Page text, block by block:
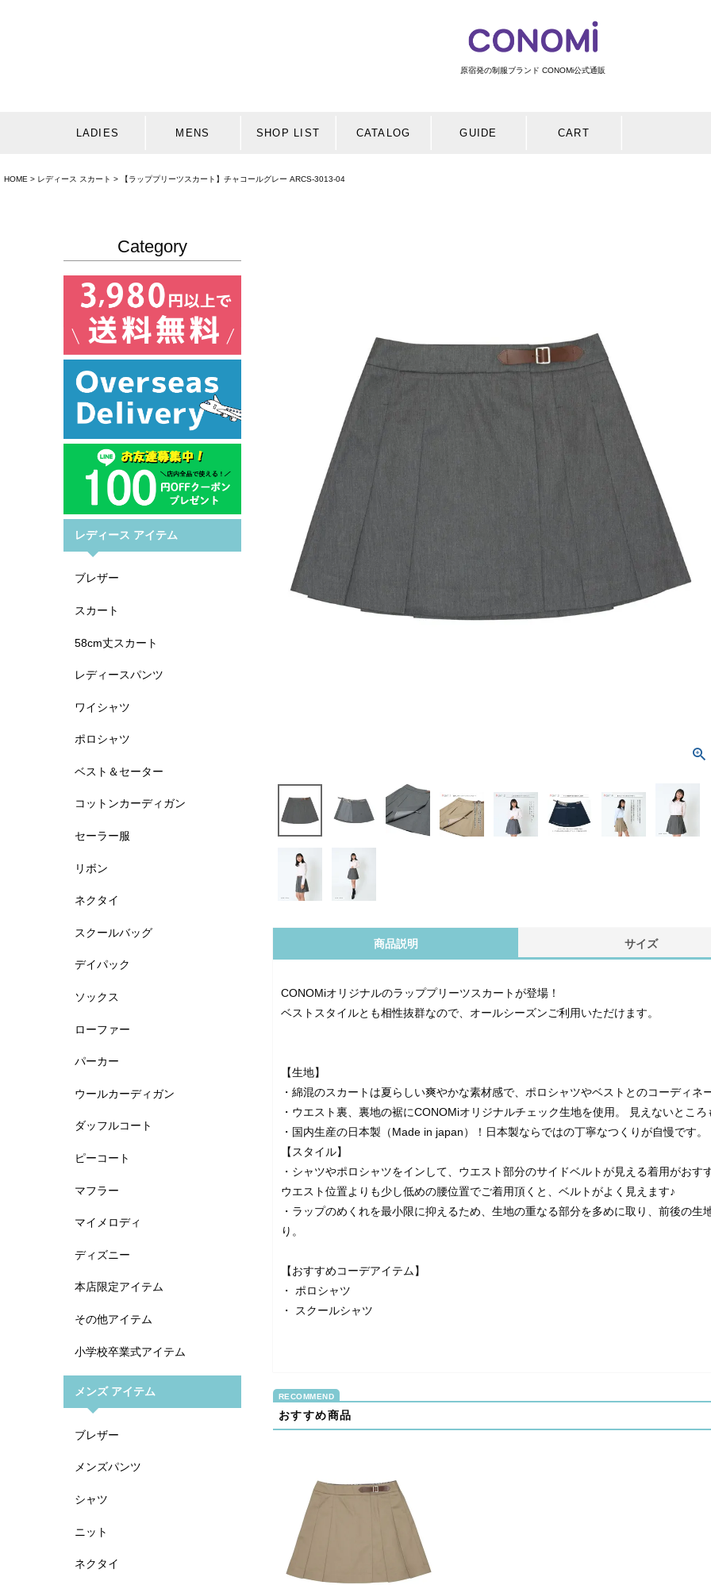
原宿発の制服ブランド CONOMi公式通販
LADIES MENS SHOP LIST CATALOG GUIDE CART
HOME レディース スカート 【ラッププリーツスカート】チャコールグレー ARCS-3013-04
Category
レディース アイテム
ブレザー
スカート
58cm丈スカート
レディースパンツ
ワイシャツ
ポロシャツ
ベスト＆セーター
コットンカーディガン
セーラー服
リボン
ネクタイ
スクールバッグ
デイパック
ソックス
ローファー
パーカー
ウールカーディガン
ダッフルコート
ピーコート
マフラー
マイメロディ
ディズニー
本店限定アイテム
その他アイテム
小学校卒業式アイテム
メンズ アイテム
ブレザー
メンズパンツ
シャツ
ニット
ネクタイ
商品説明 サイズ
CONOMiオリジナルのラッププリーツスカートが登場！
ベストスタイルとも相性抜群なので、オールシーズンご利用いただけます。
【生地】
・綿混のスカートは夏らしい爽やかな素材感で、ポロシャツやベストとのコーディネ
・ウエスト裏、裏地の裾にCONOMiオリジナルチェック生地を使用。 見えないとこ
・国内生産の日本製（Made in japan）！日本製ならではの丁寧なつくりが自慢です。
【スタイル】
・シャツやポロシャツをインして、ウエスト部分のサイドベルトが見える着用がおす
ウエスト位置よりも少し低めの腰位置でご着用頂くと、ベルトがよく見えます♪
・ラップのめくれを最小限に抑えるため、生地の重なる部分を多めに取り、前後の
り。
【おすすめコーデアイテム】
・ ポロシャツ
・
スクールシャツ
おすすめ商品